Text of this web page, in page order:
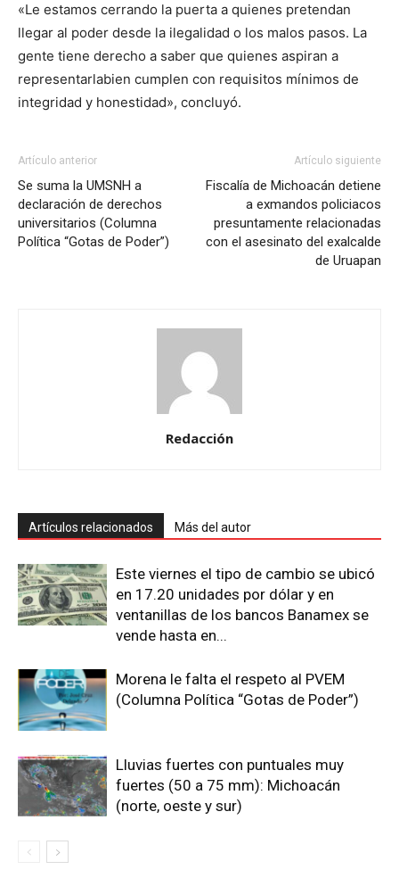
«Le estamos cerrando la puerta a quienes pretendan
llegar al poder desde la ilegalidad o los malos pasos. La
gente tiene derecho a saber que quienes aspiran a
representarlabien cumplen con requisitos mínimos de
integridad y honestidad», concluyó.
Artículo anterior
Se suma la UMSNH a
declaración de derechos
universitarios (Columna
Política “Gotas de Poder”)
Artículo siguiente
Fiscalía de Michoacán detiene
a exmandos policiacos
presuntamente relacionadas
con el asesinato del exalcalde
de Uruapan
Redacción
Artículos relacionados Más del autor
Este viernes el tipo de cambio se ubicó
en 17.20 unidades por dólar y en
ventanillas de los bancos Banamex se
vende hasta en...
Morena le falta el respeto al PVEM
(Columna Política “Gotas de Poder”)
Lluvias fuertes con puntuales muy
fuertes (50 a 75 mm): Michoacán
(norte, oeste y sur)